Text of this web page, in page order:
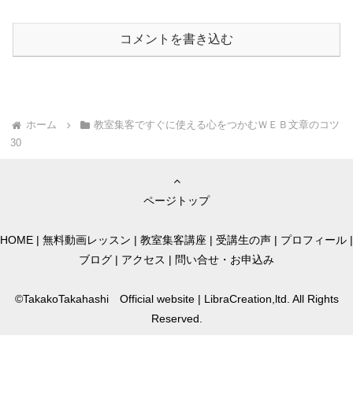
コメントを書き込む
ホーム
教室集客ですぐに使える心をつかむＷＥＢ文章のコツ
30
ページトップ
HOME | 無料動画レッスン | 教室集客講座 | 受講生の声 | プロフィール |
ブログ | アクセス | 問い合せ・お申込み
©TakakoTakahashi Official website | LibraCreation,ltd. All Rights
Reserved.